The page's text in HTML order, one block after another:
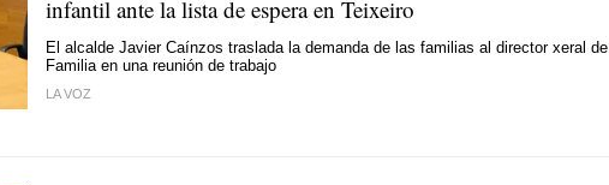
infantil ante la lista de espera en Teixeiro
El alcalde Javier Caínzos traslada la demanda de las familias al director xeral de
Familia en una reunión de trabajo
LA VOZ